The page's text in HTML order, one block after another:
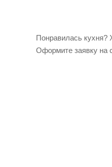
Понравилась кухня?
Оформите заявку на